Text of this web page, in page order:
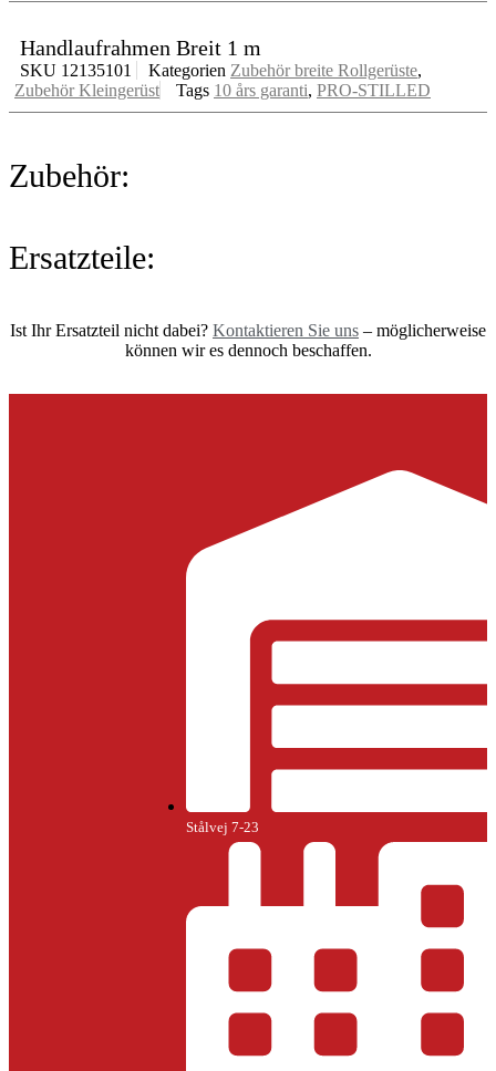
Handlaufrahmen Breit 1 m
SKU 12135101 Kategorien Zubehör breite Rollgerüste,
Zubehör Kleingerüst
Tags 10 års garanti, PRO-STILLED
Zubehör:
Ersatzteile:
Ist Ihr Ersatzteil nicht dabei? Kontaktieren Sie uns – möglicherweise
können wir es dennoch beschaffen.
Stålvej 7-23